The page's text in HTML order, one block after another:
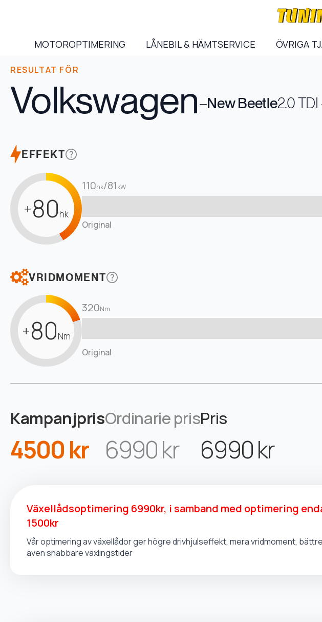
MOTOROPTIMERING LÅNEBIL & HÄMTSERVICE ÖVRIGA
RESULTAT FÖR
Volkswagen–New Beetle2.0 TDI
EFFEKT
+80hk
110hk/81kW
Original
VRIDMOMENT
+80Nm
320Nm
Original
Kampanjpris
4500 kr
Ordinarie pris
6990 kr
Pris
6990 kr
Växellådsoptimering 6990kr, i samband med optimering
1500kr
Vår optimering av växellådor ger högre drivhjulseffekt, mera vridmoment,
även snabbare växlingstider